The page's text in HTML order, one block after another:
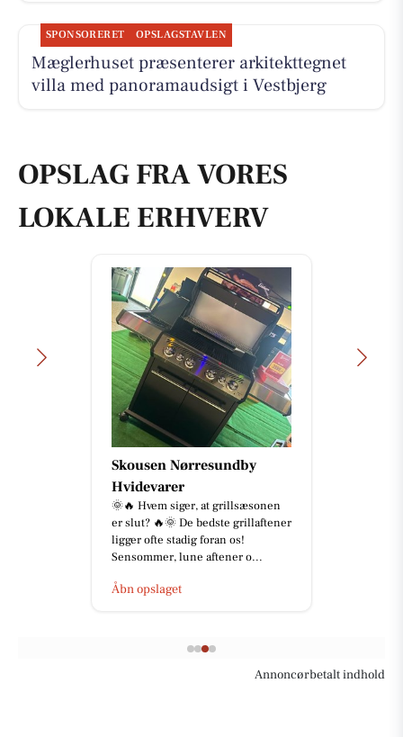
SPONSORERET OPSLAGSTAVLEN
Mæglerhuset præsenterer arkitekttegnet
villa med panoramaudsigt i Vestbjerg
OPSLAG FRA VORES
LOKALE ERHVERV
Skousen Nørresundby
Hvidevarer
🌞🔥 Hvem siger, at grillsæsonen
er slut? 🔥🌞 De bedste grillaftener
ligger ofte stadig foran os!
Sensommer, lune aftener o...
Åbn opslaget
Annoncørbetalt indhold